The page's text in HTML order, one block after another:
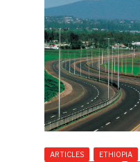
ARTICLES ETHIOPIA